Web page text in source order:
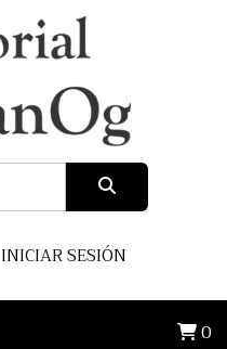
INICIAR SESIÓN
0